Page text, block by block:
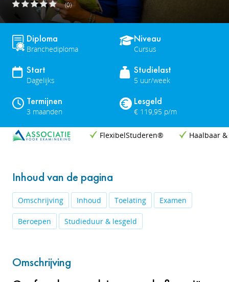
(0)
Diploma
Branchediploma
Niveau
Cursus
Start
Dagelijks
Studielast
5 uur/week
Termijnen
3 maanden
Lesgeld
€ 119,95 p/m
FlexibelStuderen® Haalbaar
Inhoud van de pagina
Omschrijving Inhoud Toelating Examen
Beroepen Studieduur & lesgeld
Omschrijving